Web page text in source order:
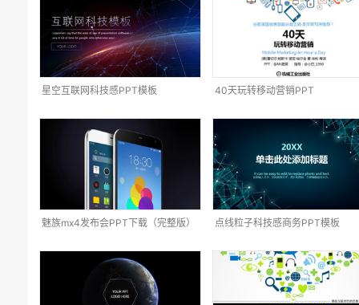
星空互联网科技感PPT模板 40天玩转移动营销PPT
魅族mx4发布会PPT下载（完整版） 点线粒子科技感商务PPT模板